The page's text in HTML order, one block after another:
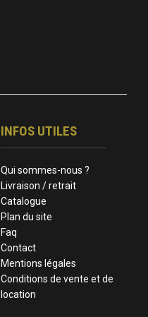
INFOS UTILES
Qui sommes-nous ?
Livraison / retrait
Catalogue
Plan du site
Faq
Contact
Mentions légales
Conditions de vente et de
location